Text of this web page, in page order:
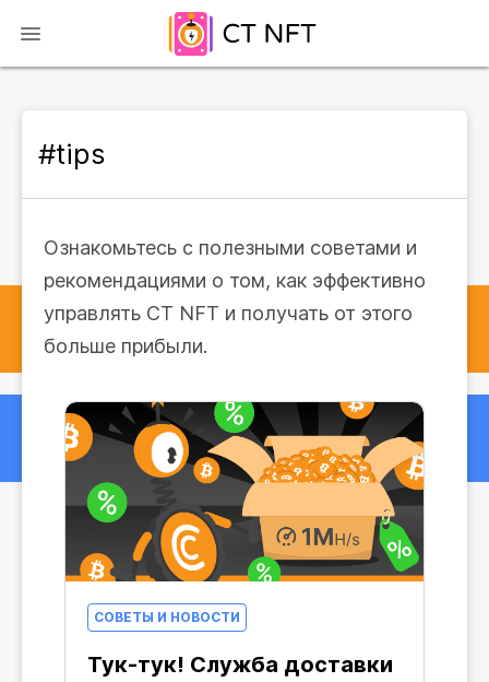
#tips
Ознакомьтесь с полезными советами и
рекомендациями о том, как эффективно
управлять CT NFT и получать от этого
больше прибыли.
СОВЕТЫ И НОВОСТИ
Тук-тук! Служба доставки